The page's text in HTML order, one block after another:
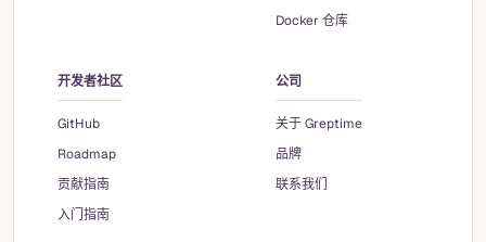
Docker 仓库
开发者社区
GitHub
Roadmap
贡献指南
入门指南
公司
关于 Greptime
品牌
联系我们